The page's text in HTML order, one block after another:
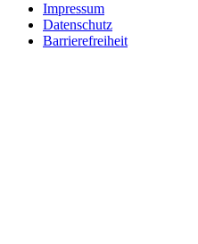
Impressum
Datenschutz
Barrierefreiheit